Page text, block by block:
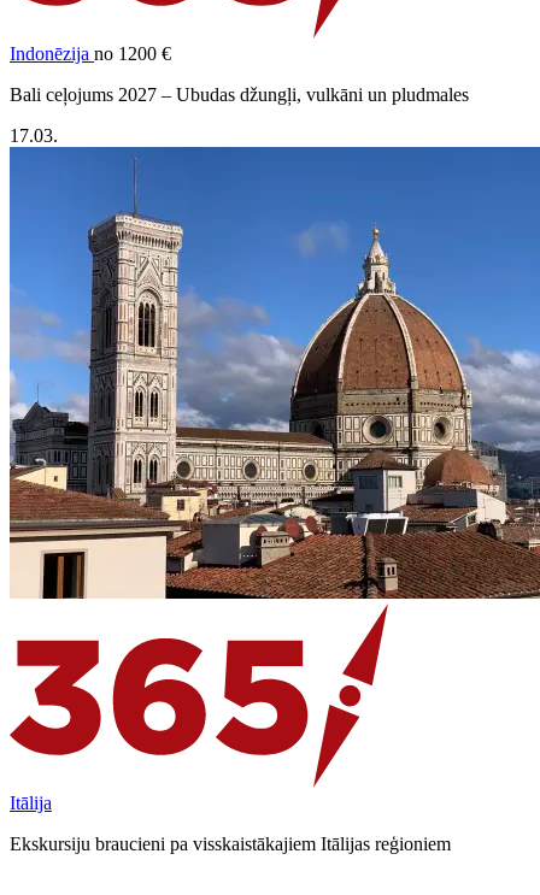
Indonēzija no 1200 €
Bali ceļojums 2027 – Ubudas džungļi, vulkāni un pludmales
17.03.
Itālija
Ekskursiju braucieni pa visskaistākajiem Itālijas reģioniem